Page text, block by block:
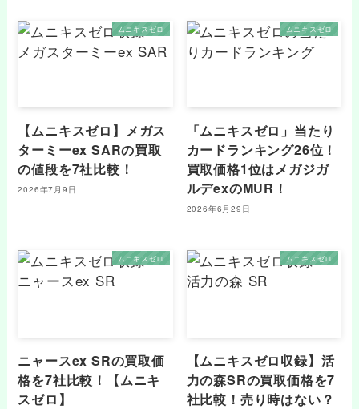
ムニキスゼロ
【ムニキスゼロ】メガス
ターミーex SARの買取
の値段を7社比較！
2026年7月9日
ムニキスゼロ
「ムニキスゼロ」当たり
カードランキング26位！
買取価格1位はメガジガ
ルデexのMUR！
2026年6月29日
ムニキスゼロ
ニャースex SRの買取価
格を7社比較！【ムニキ
スゼロ】
ムニキスゼロ
【ムニキスゼロ収録】活
力の森SRの買取価格を7
社比較！売り時はない？